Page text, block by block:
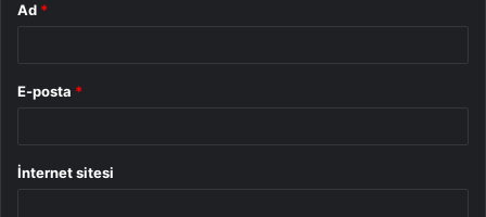
Ad *
E-posta *
İnternet sitesi